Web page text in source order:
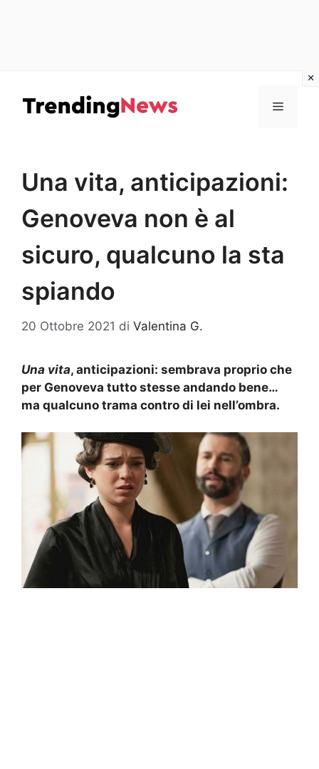
contenuto
Menu
Una vita, anticipazioni:
Genoveva non è al
sicuro, qualcuno la sta
spiando
20 Ottobre 2021 di Valentina G.
Una vita, anticipazioni: sembrava proprio che
per Genoveva tutto stesse andando bene…
ma qualcuno trama contro di lei nell’ombra.